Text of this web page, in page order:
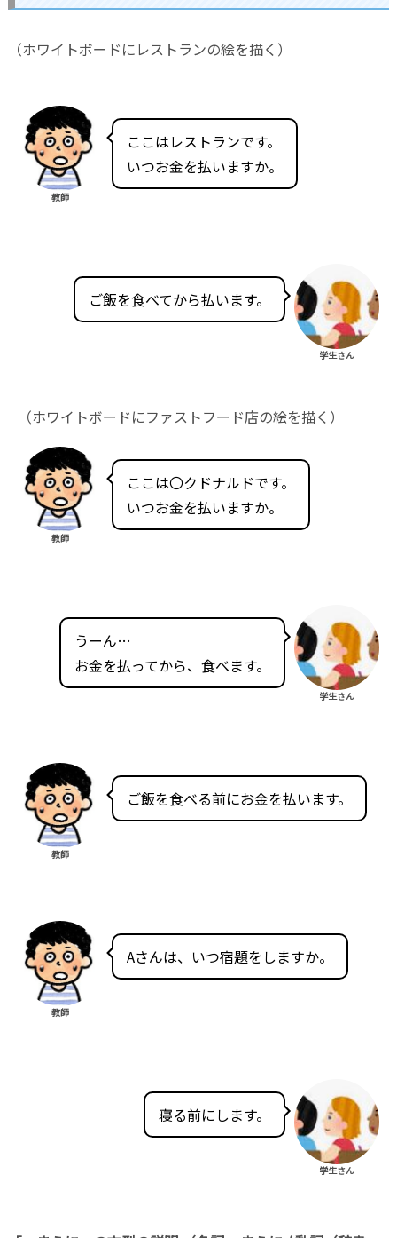
（ホワイトボードにレストランの絵を描く）
教師
ここはレストランです。
いつお金を払いますか。
ご飯を食べてから払います。
学生さん
（ホワイトボードにファストフード店の絵を描く）
教師
ここは〇クドナルドです。
いつお金を払いますか。
うーん…
お金を払ってから、食べます。
学生さん
教師
ご飯を食べる前にお金を払います。
教師
Aさんは、いつ宿題をしますか。
寝る前にします。
学生さん